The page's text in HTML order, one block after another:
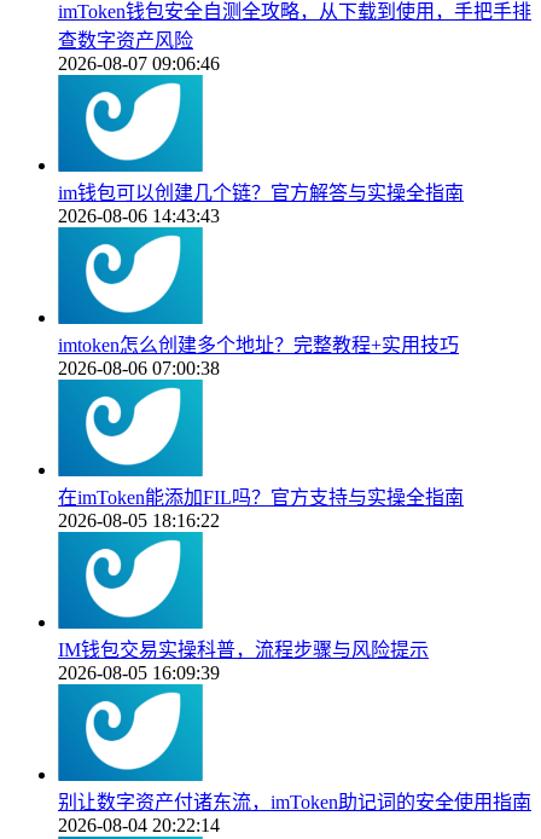
imToken钱包安全自测全攻略，从下载到使用，手把手排
查数字资产风险
2026-08-07 09:06:46
im钱包可以创建几个链？官方解答与实操全指南
2026-08-06 14:43:43
imtoken怎么创建多个地址？完整教程+实用技巧
2026-08-06 07:00:38
在imToken能添加FIL吗？官方支持与实操全指南
2026-08-05 18:16:22
IM钱包交易实操科普，流程步骤与风险提示
2026-08-05 16:09:39
别让数字资产付诸东流，imToken助记词的安全使用指南
2026-08-04 20:22:14